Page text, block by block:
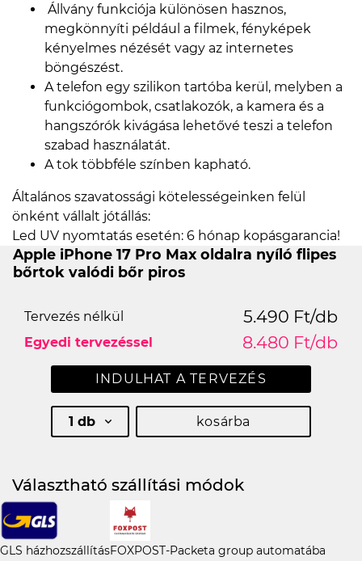
Állvány funkciója különösen hasznos,
megkönnyíti például a filmek, fényképek
kényelmes nézését vagy az internetes
böngészést.
A telefon egy szilikon tartóba kerül, melyben a
funkciógombok, csatlakozók, a kamera és a
hangszórók kivágása lehetővé teszi a telefon
szabad használatát.
A tok többféle színben kapható.
Általános szavatossági kötelességeinken felül
önként vállalt jótállás:
Led UV nyomtatás esetén: 6 hónap kopásgarancia!
Apple iPhone 17 Pro Max oldalra nyíló flipes
bőrtok valódi bőr piros
Tervezés nélkül 5.490 Ft/db
Egyedi tervezéssel 8.480 Ft/db
INDULHAT A TERVEZÉS
1 db kosárba
Választható szállítási módok
GLS házhozszállításFOXPOST-Packeta group automatába